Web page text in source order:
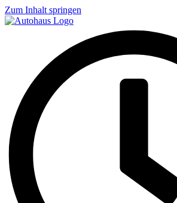
Zum Inhalt springen